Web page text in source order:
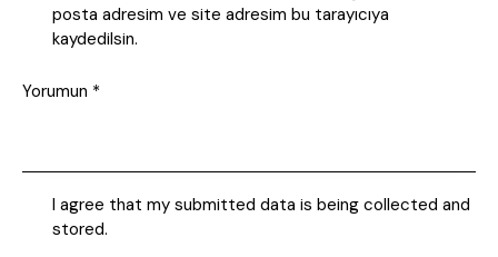
posta adresim ve site adresim bu tarayıcıya
kaydedilsin.
I agree that my submitted data is being collected and
stored.